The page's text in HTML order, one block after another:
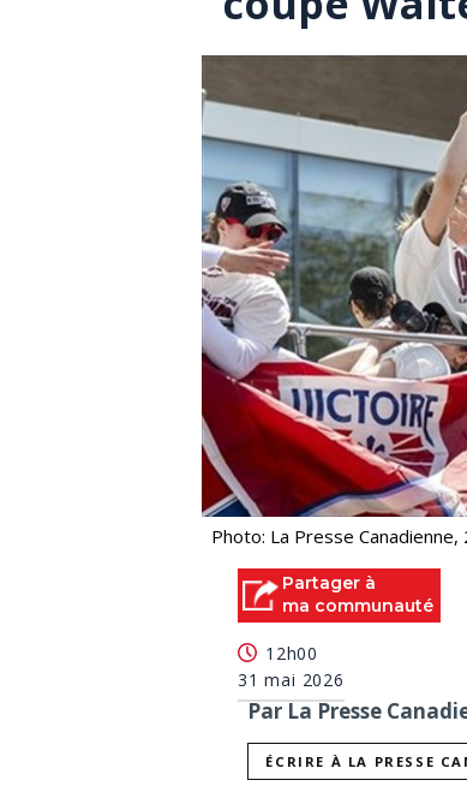
Photo: La Presse Canadienne,
Partager à
ma communauté
12h00
31 mai 2026
Par La Presse
ÉCRIRE À LA PRESSE